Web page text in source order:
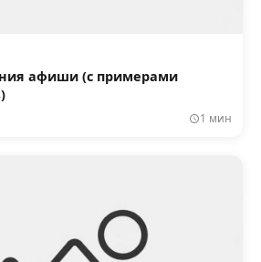
афиши (с примерами
1 мин